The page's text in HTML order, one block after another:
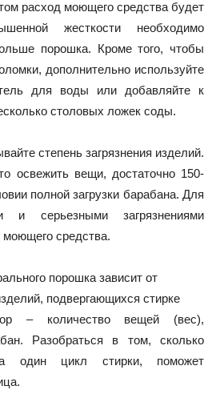
расход моющего средства будет
жесткости необходимо
порошка. Кроме того, чтобы
дополнительно используйте
для воды или добавляйте к
столовых ложек соды.
степень загрязнения изделий.
освежить вещи, достаточно 150-
полной загрузки барабана. Для
серьезными загрязнениями
моющего средства.
порошка зависит от
подвергающихся стирке
– количество вещей (вес),
Разобраться в том, сколько
один цикл стирки, поможет